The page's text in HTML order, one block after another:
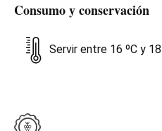
Consumo y conservación
Servir entre 16 ºC y 18